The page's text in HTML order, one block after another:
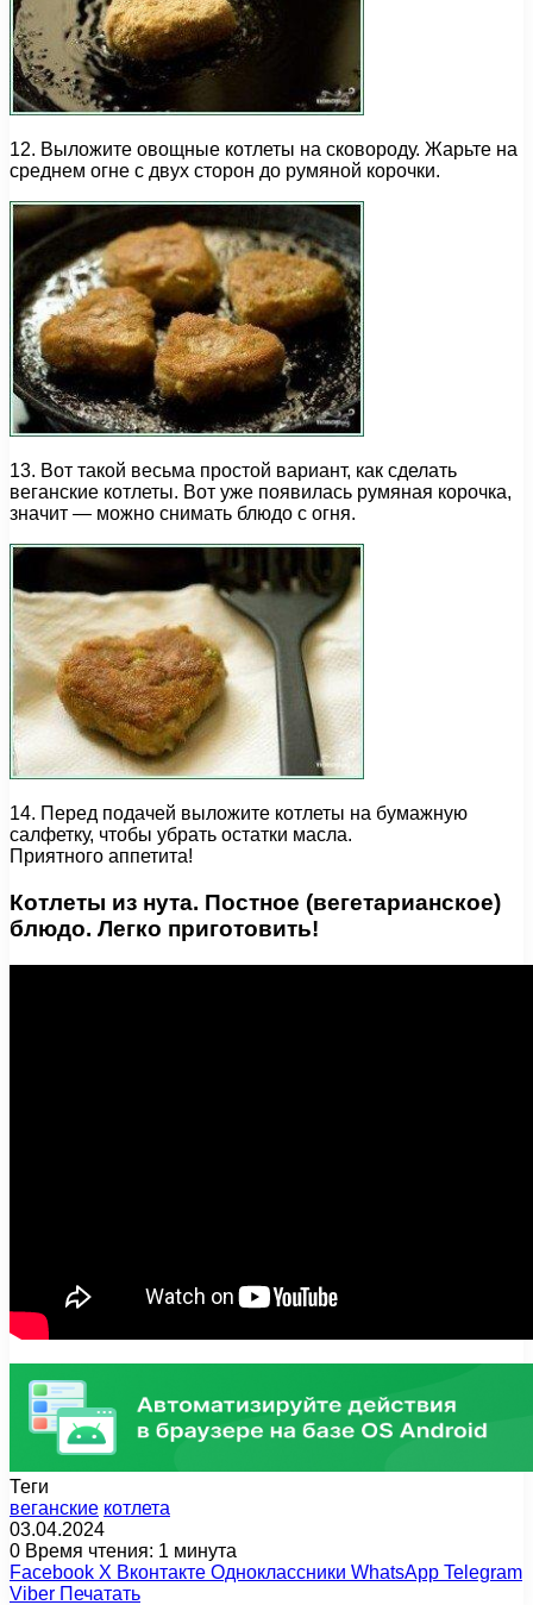
12. Выложите овощные котлеты на сковороду. Жарьте на
среднем огне с двух сторон до румяной корочки.
13. Вот такой весьма простой вариант, как сделать
веганские котлеты. Вот уже появилась румяная корочка,
значит — можно снимать блюдо с огня.
14. Перед подачей выложите котлеты на бумажную
салфетку, чтобы убрать остатки масла.
Приятного аппетита!
Котлеты из нута. Постное (вегетарианское)
блюдо. Легко приготовить!
Теги
веганские котлета
03.04.2024
0 Время чтения: 1 минута
Facebook X Вконтакте Одноклассники WhatsApp Telegram
Viber Печатать